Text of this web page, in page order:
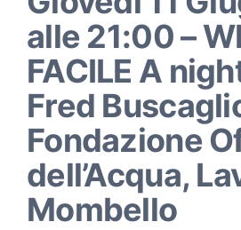
alle 21:00 –
FACILE A
Fred
Fondazione
dell’Acqua,
Mombello